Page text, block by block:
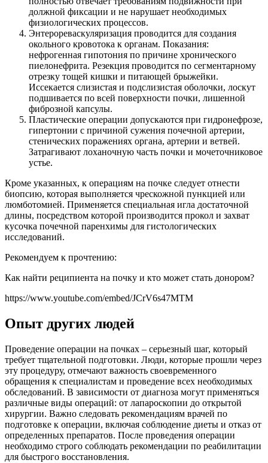
должной фиксации и не нарушает необходимых
физиологических процессов.
Энтерореваскуляризация проводится для создания
окольного кровотока к органам. Показания:
нефрогенная гипотония по причине хронического
пиелонефрита. Резекция проводится по сегментарному
отрезку тощей кишки и питающей брыжейки.
Иссекается слизистая и подслизистая оболочки, лоскут
подшивается по всей поверхности почки, лишенной
фиброзной капсулы.
Пластические операции допускаются при гидронефрозе,
гипертонии с причиной сужения почечной артерии,
стенических поражениях органа, артерии и ветвей.
Затрагивают лоханочную часть почки и мочеточниковое
устье.
Кроме указанных, к операциям на почке следует отнести
биопсию, которая выполняется чрескожной пункцией или
люмботомией. Применяется специальная игла достаточной
длины, посредством которой производится прокол и захват
кусочка почечной паренхимы для гистологических
исследований.
Рекомендуем к прочтению:
Как найти реципиента на почку и кто может стать донором?
https://www.youtube.com/embed/JCrV6s47MTM
Опыт других людей
Проведение операции на почках – серьезный шаг, который
требует тщательной подготовки. Люди, которые прошли через
эту процедуру, отмечают важность своевременного
обращения к специалистам и проведение всех необходимых
обследований. В зависимости от диагноза могут применяться
различные виды операций: от лапароскопии до открытой
хирургии. Важно следовать рекомендациям врачей по
подготовке к операции, включая соблюдение диеты и отказ от
определенных препаратов. После проведения операции
необходимо строго соблюдать рекомендации по реабилитации
для быстрого восстановления.